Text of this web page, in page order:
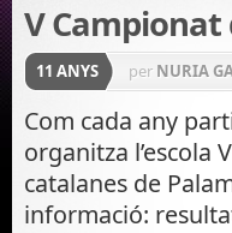
V Campionat
11 ANYS per NURIA
Com cada any
organitza l’escola
catalanes de
informació: